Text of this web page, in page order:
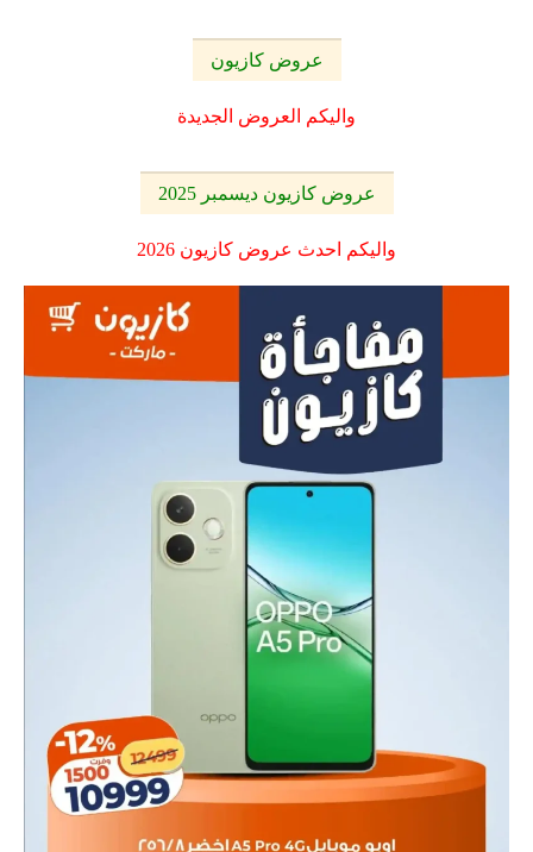
عروض كازيون
واليكم العروض الجديدة
عروض كازيون ديسمبر 2025
واليكم احدث عروض كازيون 2026